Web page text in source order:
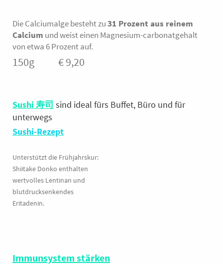
Die Calciumalge besteht zu31 Prozent aus reinem
Calcium und weist einen Magnesium-carbonatgehalt
von etwa 6 Prozent auf.
150g € 9,20
Sushi 寿司 sind ideal fürs Buffet, Büro und für
unterwegs
Sushi-Rezept
Unterstützt die Frühjahrskur:
Shiitake Donko enthalten
wertvolles Lentinan und
blutdrucksenkendes
Eritadenin.
Immunsystem stärken